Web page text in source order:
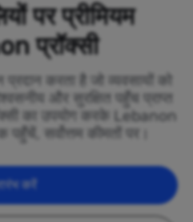
पर प्रीमियम
प्रॉक्सी
करता है जो व्यवसायों को
और सुरक्षित पहुँच प्राप्त
का उपयोग करके Lebanon
सर्वोत्तम कीमतों पर।
करें